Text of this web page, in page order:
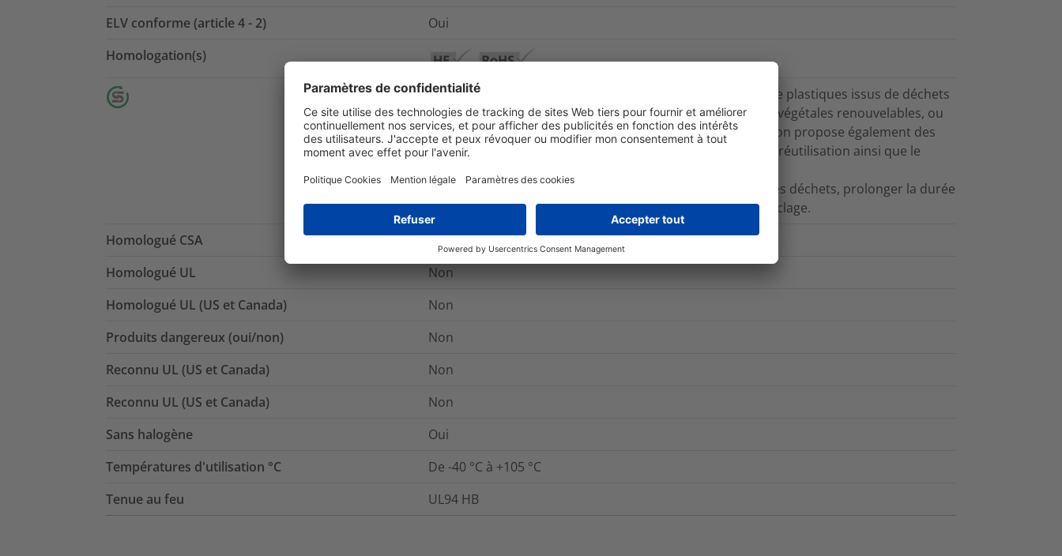
ELV conforme (article 4 - 2)
Oui
Homologation(s)
Les produits de la gamme Source sont fabriqués à partir de plastiques issus de déchets
recyclés ou récupérés en milieu marin, dérivés de sources végétales renouvelables, ou
utilisant des matériaux à faibles émissions. HellermannTyton propose également des
solutions conçues pour réduire les déchets ou favoriser la réutilisation ainsi que le
ByDesign se concentre sur des solutions visant à réduire les déchets, prolonger la durée
de vie des produits et faciliter leur réutilisation et leur recyclage.
Homologué CSA
Non
Homologué UL
Non
Homologué UL (US et Canada)
Non
Produits dangereux (oui/non)
Non
Reconnu UL (US et Canada)
Non
Reconnu UL (US et Canada)
Non
Sans halogène
Oui
Températures d'utilisation °C
De -40 °C à +105 °C
Tenue au feu
UL94 HB